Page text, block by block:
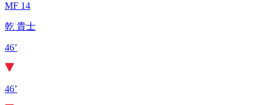
MF 14
乾 貴士
46’
46’